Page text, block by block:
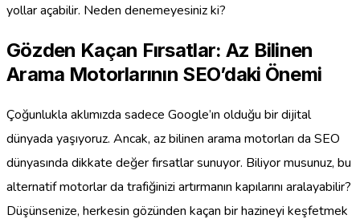
yollar açabilir. Neden denemeyesiniz ki?
Gözden Kaçan Fırsatlar: Az Bilinen
Arama Motorlarının SEO’daki Önemi
Çoğunlukla aklımızda sadece Google’ın olduğu bir dijital
dünyada yaşıyoruz. Ancak, az bilinen arama motorları da SEO
dünyasında dikkate değer fırsatlar sunuyor. Biliyor musunuz, bu
alternatif motorlar da trafiğinizi artırmanın kapılarını aralayabilir?
Düşünsenize, herkesin gözünden kaçan bir hazineyi keşfetmek